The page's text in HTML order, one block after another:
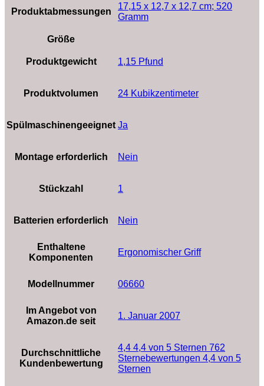
Produktabmessungen
‎17,15 x 12,7 x 12,7 cm; 520
Gramm
Größe
Produktgewicht ‎1,15 Pfund
Produktvolumen ‎24 Kubikzentimeter
Spülmaschinengeeignet ‎Ja
Montage erforderlich ‎Nein
Stückzahl ‎1
Batterien erforderlich ‎Nein
Enthaltene
Komponenten
‎Ergonomischer Griff
Modellnummer 06660
Im Angebot von
Amazon.de seit
1. Januar 2007
Durchschnittliche
Kundenbewertung
4,4 4,4 von 5 Sternen 762
Sternebewertungen 4,4 von 5
Sternen